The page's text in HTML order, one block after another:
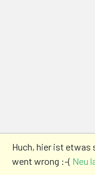
Huch, hier ist etwas
went wrong :-( Neu